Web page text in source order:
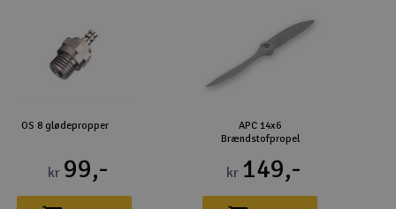
OS 8 glødepropper
kr 99,-
APC 14x6
Brændstofpropel
kr 149,-